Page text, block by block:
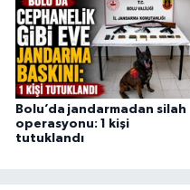
Bolu’da jandarmadan silah
operasyonu: 1 kişi
tutuklandı